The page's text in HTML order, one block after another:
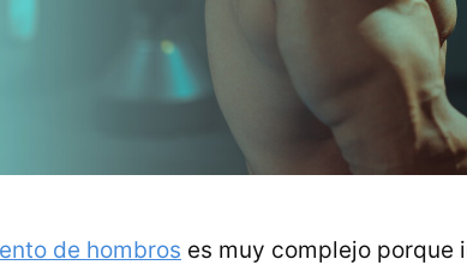
de hombros es muy complejo porque